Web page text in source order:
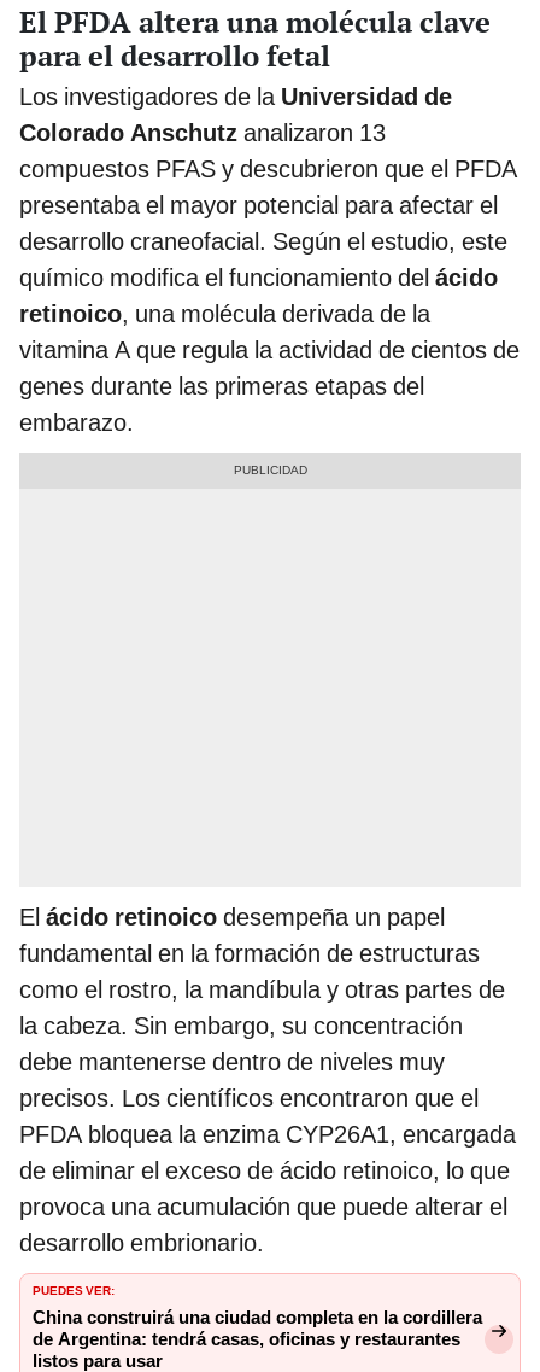
El PFDA altera una molécula clave
para el desarrollo fetal
Los investigadores de la Universidad de
Colorado Anschutz analizaron 13
compuestos PFAS y descubrieron que el PFDA
presentaba el mayor potencial para afectar el
desarrollo craneofacial. Según el estudio, este
químico modifica el funcionamiento del ácido
retinoico, una molécula derivada de la
vitamina A que regula la actividad de cientos de
genes durante las primeras etapas del
embarazo.
El ácido retinoico desempeña un papel
fundamental en la formación de estructuras
como el rostro, la mandíbula y otras partes de
la cabeza. Sin embargo, su concentración
debe mantenerse dentro de niveles muy
precisos. Los científicos encontraron que el
PFDA bloquea la enzima CYP26A1, encargada
de eliminar el exceso de ácido retinoico, lo que
provoca una acumulación que puede alterar el
desarrollo embrionario.
PUEDES VER:
China construirá una ciudad completa en la cordillera
de Argentina: tendrá casas, oficinas y restaurantes
listos para usar